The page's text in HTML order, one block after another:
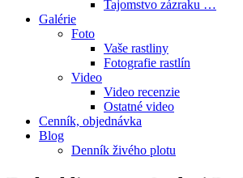
Tajomstvo zázraku …
Galérie
Foto
Vaše rastliny
Fotografie rastlín
Video
Video recenzie
Ostatné video
Cenník, objednávka
Blog
Denník živého plotu